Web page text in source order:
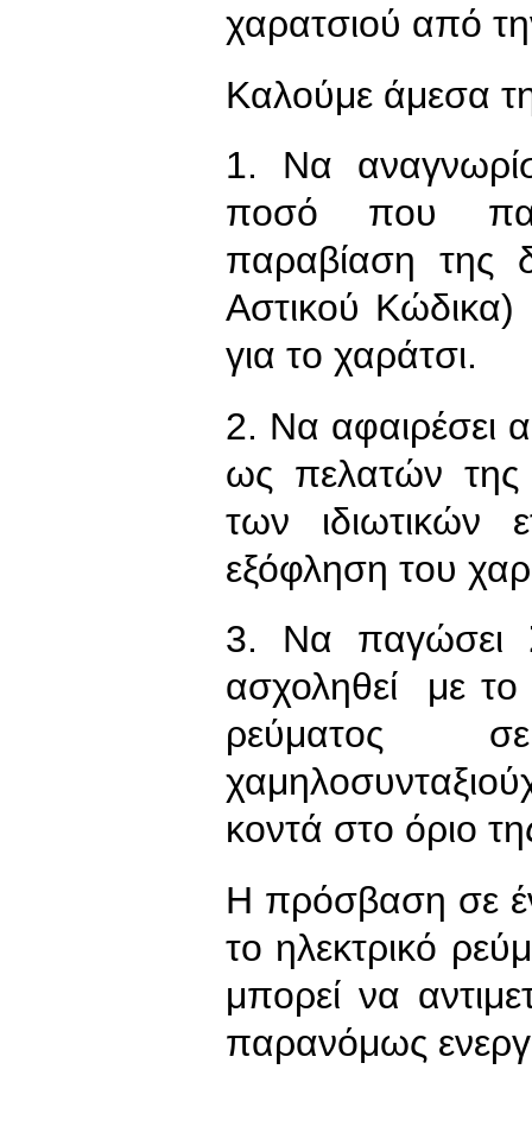
χαρατσιού από
Καλούμε άμεσα
1. Να
ποσό που
παραβίαση της
Αστικού Κώδικα)
για το χαράτσι.
2. Να αφαιρέσει
ως πελατών της
των ιδιωτικών
εξόφληση του
3. Να παγώσει
ασχοληθεί με το
ρεύματος
κοντά στο όριο
Η πρόσβαση σε
το ηλεκτρικό
μπορεί να
παρανόμως